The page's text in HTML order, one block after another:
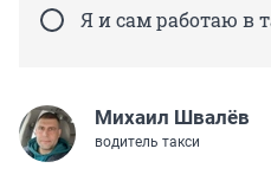
Я и сам работаю в
Михаил Швалёв
водитель такси